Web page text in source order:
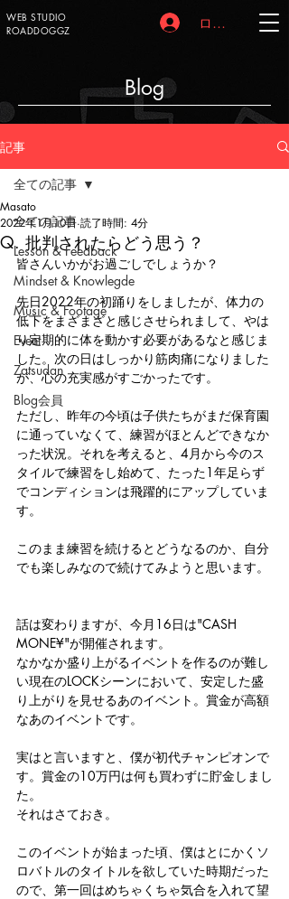
WEB STUDIO
ROADDOGGZ
ログイン
Blog
記事
全ての記事
Lesson & Feedback
Mindset & Knowlegde
Music & Footage
Event
Zatsudan
Blog会員
全ての記事
Q. 批判されたらどう思う？
Masato
2022年1月10日 読了時間: 4分
皆さんいかがお過ごしでしょうか？
先日2022年の初踊りをしましたが、体力の
低下をまざまざと感じさせられまして、やは
り定期的に体を動かす必要があるなと感じま
した。次の日はしっかり筋肉痛になりました
が、心の充実感がすごかったです。
ただし、昨年の今頃は子供たちがまだ保育園
に通っていなくて、練習がほとんどできなか
った状況。それを考えると、4月から今のス
タイルで練習をし始めて、たった1年足らず
でコンディションは飛躍的にアップしていま
す。
このまま練習を続けるとどうなるのか、自分
でも楽しみなので続けてみようと思います。
話は変わりますが、今月16日は"CASH
MONE¥"が開催されます。
なかなか盛り上がるイベントを作るのが難し
い現在のLOCKシーンにおいて、安定した盛
り上がりを見せるあのイベント。賞金が高額
なあのイベントです。
実はと言いますと、僕が初代チャンピオンで
す。賞金の10万円は何も買わずに貯金しまし
た。
それはさておき。
このイベントが始まった頃、僕はとにかくソ
ロバトルのタイトルを欲していた時期だった
ので、第一回はめちゃくちゃ気合を入れて望